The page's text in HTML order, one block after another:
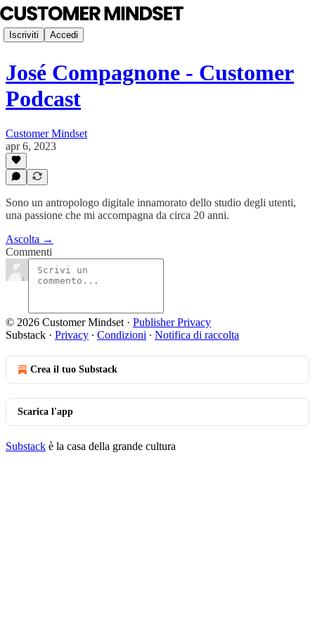
Iscriviti Accedi
José Compagnone - Customer
Podcast
Customer Mindset
apr 6, 2023
Sono un antropologo digitale innamorato dello studio degli utenti,
una passione che mi accompagna da circa 20 anni.
Ascolta →
Commenti
© 2026 Customer Mindset · Publisher Privacy
Substack · Privacy ∙ Condizioni ∙ Notifica di raccolta
Crea il tuo Substack
Scarica l'app
Substack è la casa della grande cultura